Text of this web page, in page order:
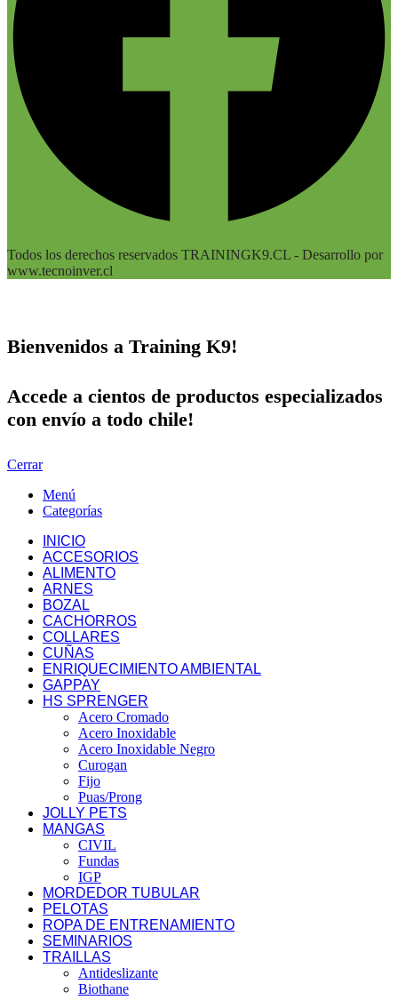
Todos los derechos reservados TRAININGK9.CL - Desarrollo por
www.tecnoinver.cl
Bienvenidos a Training K9!
Accede a cientos de productos especializados
con envío a todo chile!
Cerrar
Menú
Categorías
INICIO
ACCESORIOS
ALIMENTO
ARNES
BOZAL
CACHORROS
COLLARES
CUÑAS
ENRIQUECIMIENTO AMBIENTAL
GAPPAY
HS SPRENGER
Acero Cromado
Acero Inoxidable
Acero Inoxidable Negro
Curogan
Fijo
Puas/Prong
JOLLY PETS
MANGAS
CIVIL
Fundas
IGP
MORDEDOR TUBULAR
PELOTAS
ROPA DE ENTRENAMIENTO
SEMINARIOS
TRAILLAS
Antideslizante
Biothane